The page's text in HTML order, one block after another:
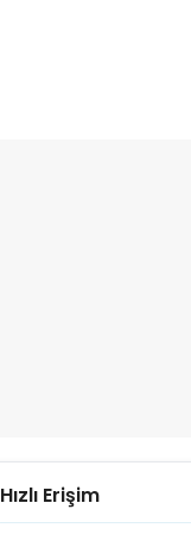
Hızlı Erişim